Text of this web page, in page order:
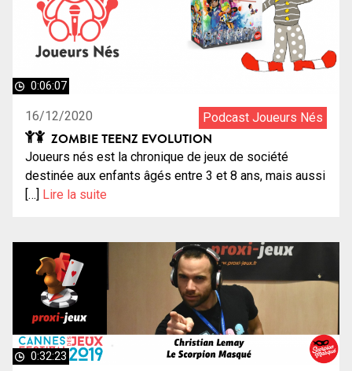
0:06:07
16/12/2020 Podcast Joueurs Nés
ZOMBIE TEENZ EVOLUTION
Joueurs nés est la chronique de jeux de société
destinée aux enfants âgés entre 3 et 8 ans, mais aussi
[…] Lire la suite
0:32:23